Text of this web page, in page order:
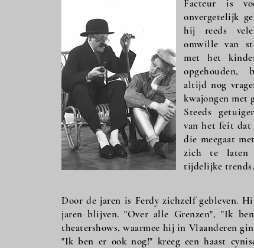
Facteur is
onvergetelijk
hij reeds
omwille van
met het
altijd nog
kwajongen met
Steeds
van het feit dat
die meegaat
zich te laten
tijdelijke trends.
Door de jaren is Ferdy zichzelf gebleven.
jaren blijven. "Over alle Grenzen", "Ik
theatershows, waarmee hij in Vlaanderen
"Ik ben er ook nog!" kreeg een haast